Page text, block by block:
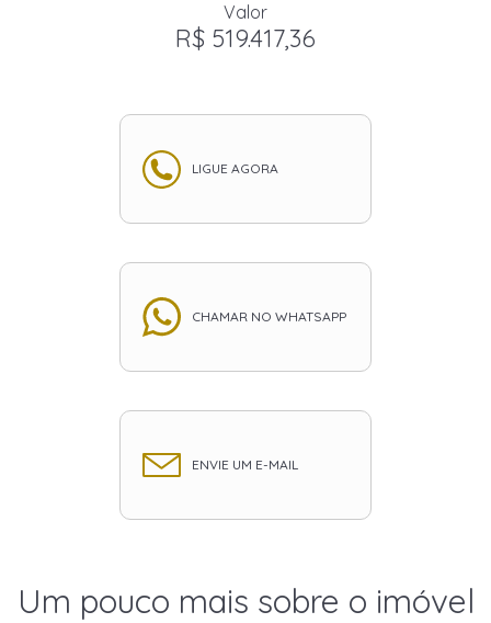
Valor
R$ 519.417,36
LIGUE AGORA
CHAMAR NO WHATSAPP
ENVIE UM E-MAIL
Um pouco mais sobre o imóvel